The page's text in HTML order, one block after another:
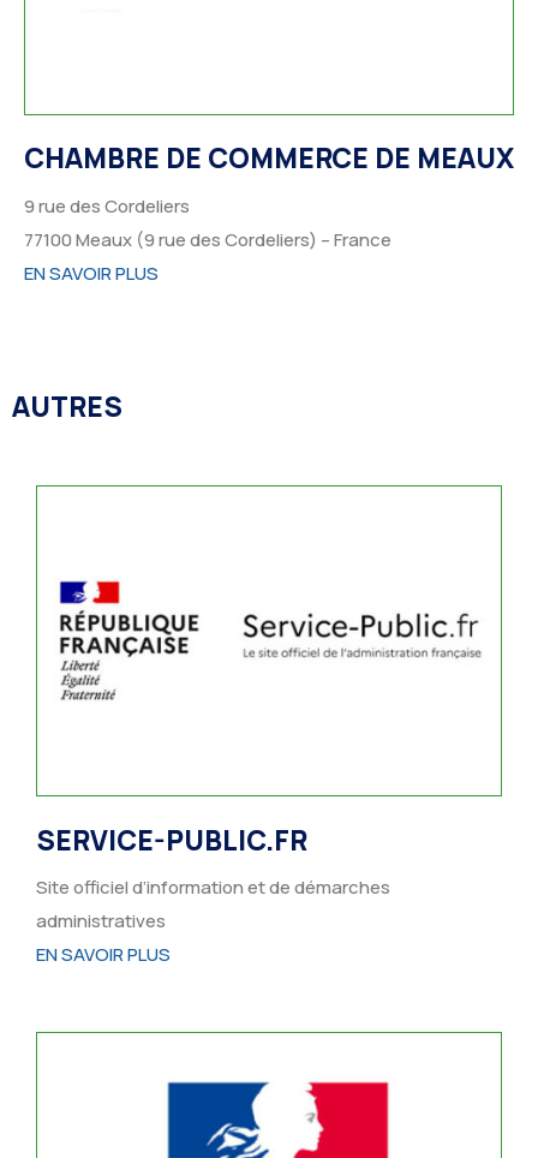
CHAMBRE DE COMMERCE DE MEAUX
9 rue des Cordeliers
77100Meaux (9 rue des Cordeliers) –France
EN SAVOIR PLUS
AUTRES
SERVICE-PUBLIC.FR
Site officiel d’information et de démarches
administratives
EN SAVOIR PLUS